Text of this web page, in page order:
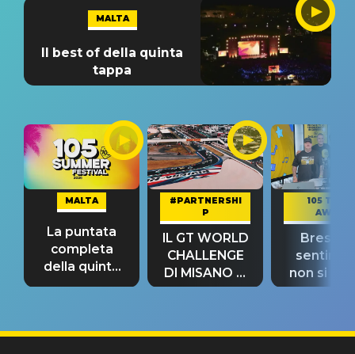
MALTA
Il best of della quinta
tappa
MALTA
La puntata
completa
della quinta
tappa
#PARTNERSHI
P
IL GT WORLD
CHALLENGE
DI MISANO si
riconferma
105 TAKE
AWAY
Bresh:
non si
fino alla